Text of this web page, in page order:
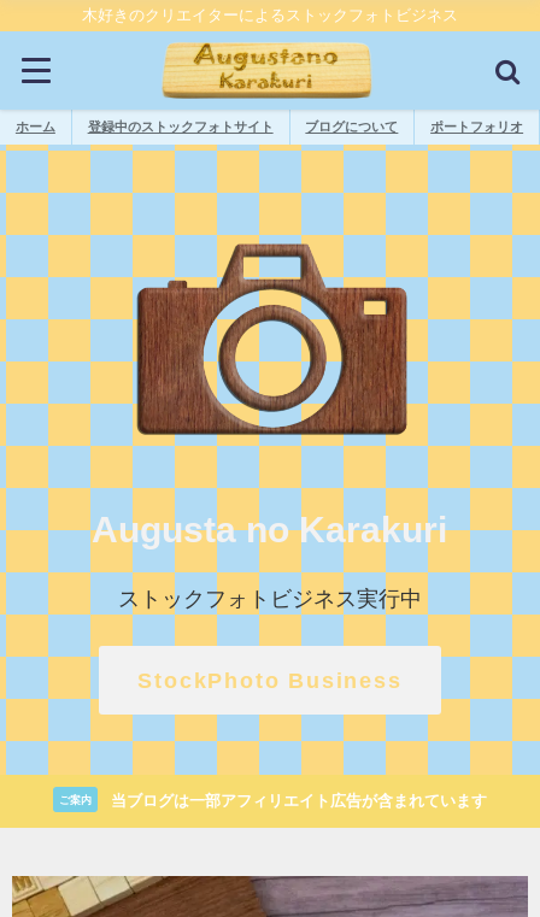
木好きのクリエイターによるストックフォトビジネス
ホーム 登録中のストックフォトサイト ブログについて ポートフォリオ
Augusta no Karakuri
ストックフォトビジネス実行中
StockPhoto Business
ご案内 当ブログは一部アフィリエイト広告が含まれています